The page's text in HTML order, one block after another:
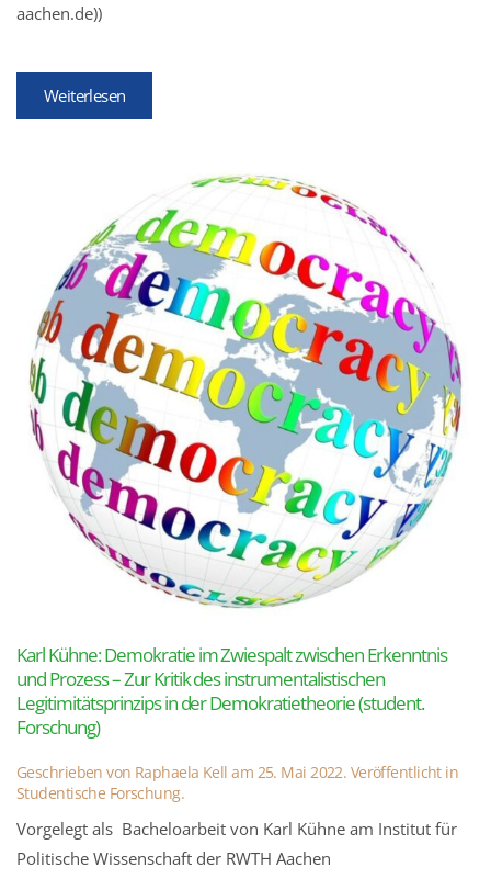
aachen.de))
Weiterlesen
Karl Kühne: Demokratie im Zwiespalt zwischen Erkenntnis
und Prozess – Zur Kritik des instrumentalistischen
Legitimitätsprinzips in der Demokratietheorie (student.
Forschung)
Geschrieben von Raphaela Kell am 25. Mai 2022. Veröffentlicht in
Studentische Forschung.
Vorgelegt als Bacheloarbeit von Karl Kühne am Institut für
Politische Wissenschaft der RWTH Aachen